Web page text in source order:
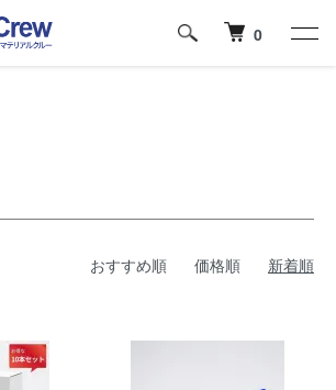
0
おすすめ順 価格順 新着順